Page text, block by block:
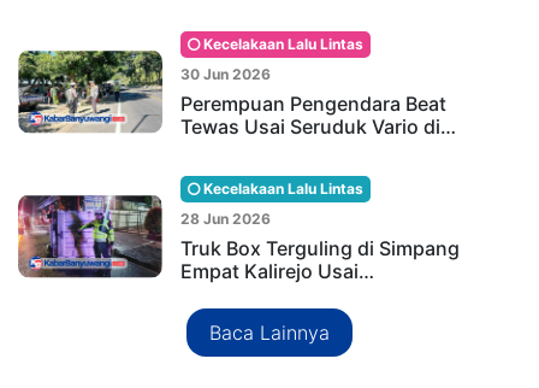
Kecelakaan Lalu Lintas
30 Jun 2026
Perempuan Pengendara Beat
Tewas Usai Seruduk Vario di…
Kecelakaan Lalu Lintas
28 Jun 2026
Truk Box Terguling di Simpang
Empat Kalirejo Usai…
Baca Lainnya